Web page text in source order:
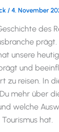
/ 4. November
des
unsere
und
zu reisen. In
mehr über
welche
hat.